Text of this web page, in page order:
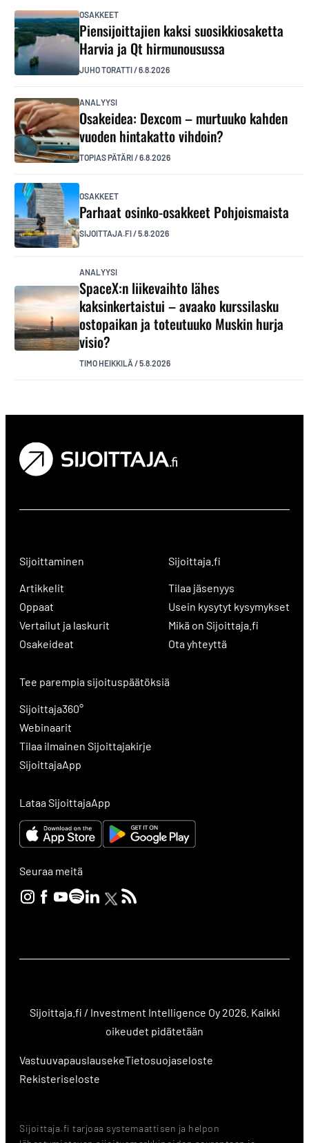
OSAKKEET
Piensijoittajien kaksi suosikkiosaketta
Harvia ja Qt hirmunousussa
JUHO TORATTI/6.8.2026
ANALYYSI
Osakeidea: Dexcom – murtuuko kahden
vuoden hintakatto vihdoin?
TOPIAS PÄTÄRI/6.8.2026
OSAKKEET
Parhaat osinko-osakkeet Pohjoismaista
SIJOITTAJA.FI/5.8.2026
ANALYYSI
SpaceX:n liikevaihto lähes
kaksinkertaistui – avaako kurssilasku
ostopaikan ja toteutuuko Muskin hurja
visio?
TIMO HEIKKILÄ /5.8.2026
Sijoittaminen
Artikkelit
Oppaat
Vertailut ja laskurit
Osakeideat
Sijoittaja.fi
Tilaa jäsenyys
Usein kysytyt kysymykset
Mikä on Sijoittaja.fi
Ota yhteyttä
Tee parempia sijoituspäätöksiä
Sijoittaja360°
Webinaarit
Tilaa ilmainen Sijoittajakirje
SijoittajaApp
Lataa SijoittajaApp
Seuraa meitä
Sijoittaja.fi / Investment Intelligence Oy 2026. Kaikki
oikeudet pidätetään
VastuuvapauslausekeTietosuojaseloste
Rekisteriseloste
Sijoittaja.fi tarjoaa systemaattisen ja helpon